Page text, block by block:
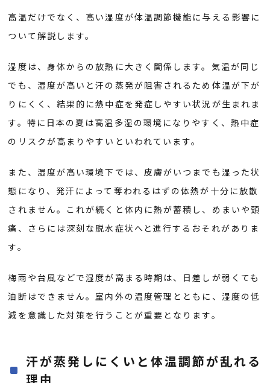
高温だけでなく、高い湿度が体温調節機能に与える影響に
ついて解説します。
湿度は、身体からの放熱に大きく関係します。気温が同じ
でも、湿度が高いと汗の蒸発が阻害されるため体温が下が
りにくく、結果的に熱中症を発症しやすい状況が生まれま
す。特に日本の夏は高温多湿の環境になりやすく、熱中症
のリスクが高まりやすいといわれています。
また、湿度が高い環境下では、皮膚がいつまでも湿った状
態になり、発汗によって奪われるはずの体熱が十分に放散
されません。これが続くと体内に熱が蓄積し、めまいや頭
痛、さらには深刻な脱水症状へと進行するおそれがありま
す。
梅雨や台風などで湿度が高まる時期は、日差しが弱くても
油断はできません。室内外の温度管理とともに、湿度の低
減を意識した対策を行うことが重要となります。
汗が蒸発しにくいと体温調節が乱れる
理由